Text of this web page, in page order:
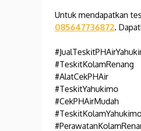
Untuk mendapatkan
085647736872.
#TeskitKolamRenang
#AlatCekPHAir
#TeskitYahukimo
#CekPHAirMudah
#TeskitKolamYahukimo